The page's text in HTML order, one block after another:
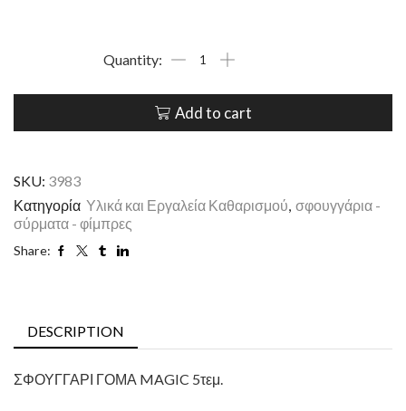
Add to cart
SKU: 3983
Κατηγορία Υλικά και Εργαλεία Καθαρισμού, σφουγγάρια -
σύρματα - φίμπρες
Share:
DESCRIPTION
ΣΦΟΥΓΓΑΡΙ ΓΟΜΑ MAGIC 5τεμ.